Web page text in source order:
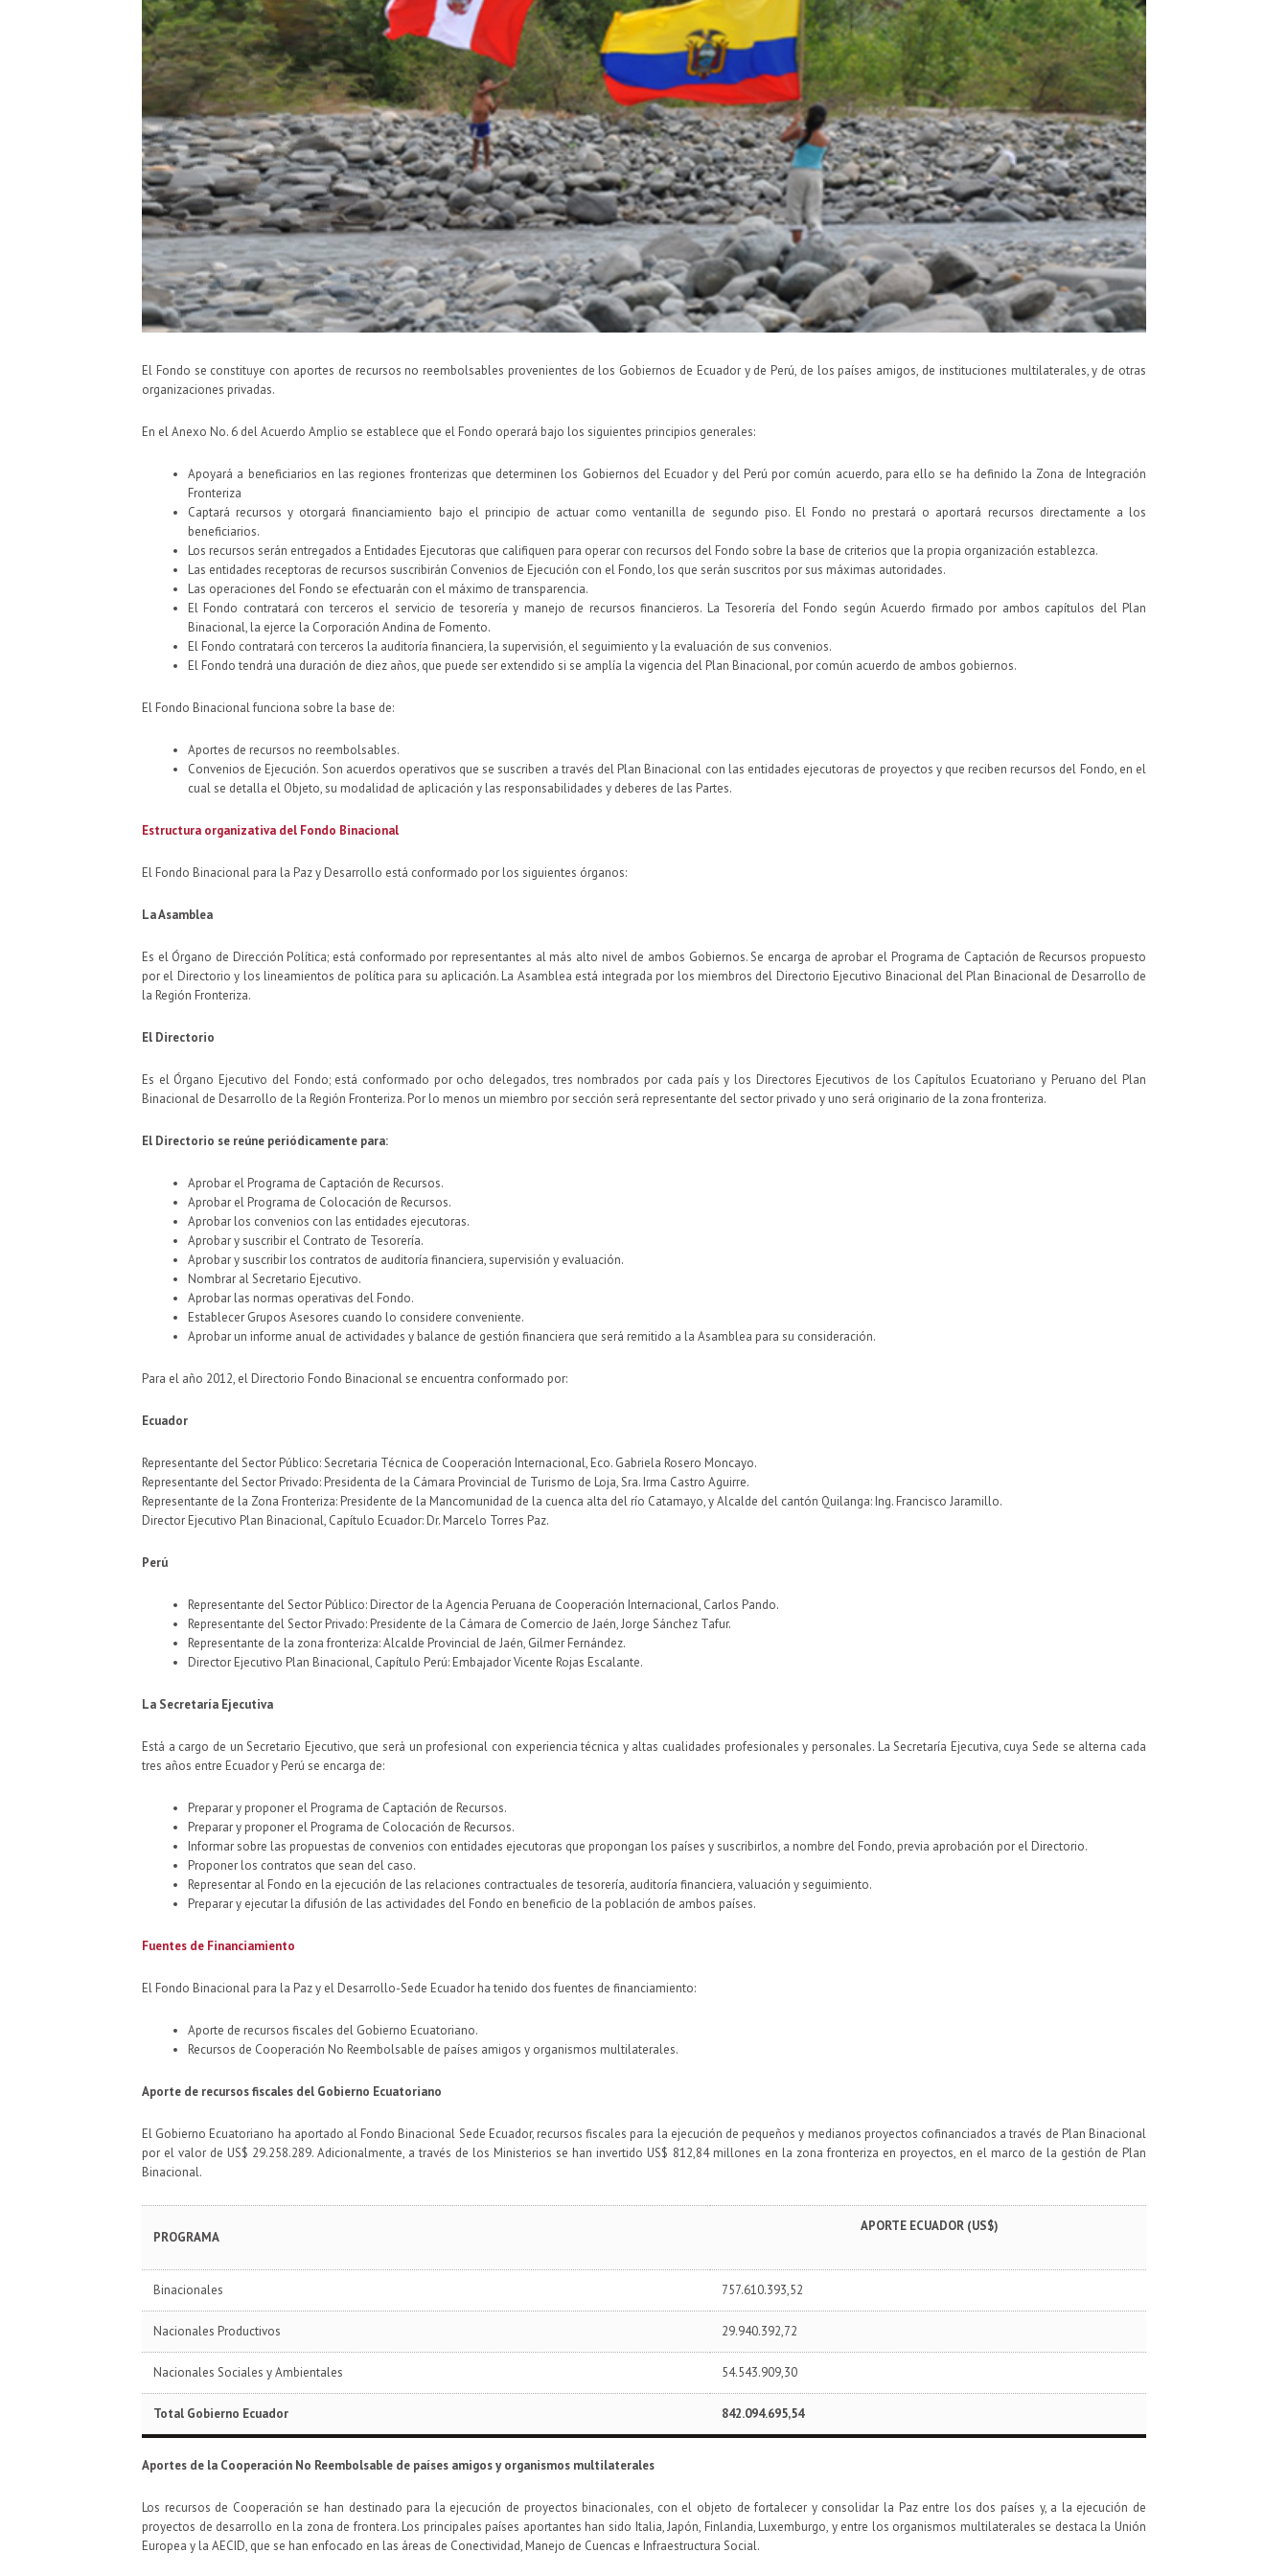
El Fondo se constituye con aportes de recursos no reembolsables provenientes de los Gobiernos de Ecuador y de Perú, de los países amigos, de instituciones multilaterales, y de otras
organizaciones privadas.
En el Anexo No. 6 del Acuerdo Amplio se establece que el Fondo operará bajo los siguientes principios generales:
Apoyará a beneficiarios en las regiones fronterizas que determinen los Gobiernos del Ecuador y del Perú por común acuerdo, para ello se ha definido la Zona de Integración
Fronteriza
Captará recursos y otorgará financiamiento bajo el principio de actuar como ventanilla de segundo piso. El Fondo no prestará o aportará recursos directamente a los
beneficiarios.
Los recursos serán entregados a Entidades Ejecutoras que califiquen para operar con recursos del Fondo sobre la base de criterios que la propia organización establezca.
Las entidades receptoras de recursos suscribirán Convenios de Ejecución con el Fondo, los que serán suscritos por sus máximas autoridades.
Las operaciones del Fondo se efectuarán con el máximo de transparencia.
El Fondo contratará con terceros el servicio de tesorería y manejo de recursos financieros. La Tesorería del Fondo según Acuerdo firmado por ambos capítulos del Plan
Binacional, la ejerce la Corporación Andina de Fomento.
El Fondo contratará con terceros la auditoría financiera, la supervisión, el seguimiento y la evaluación de sus convenios.
El Fondo tendrá una duración de diez años, que puede ser extendido si se amplía la vigencia del Plan Binacional, por común acuerdo de ambos gobiernos.
El Fondo Binacional funciona sobre la base de:
Aportes de recursos no reembolsables.
Convenios de Ejecución. Son acuerdos operativos que se suscriben a través del Plan Binacional con las entidades ejecutoras de proyectos y que reciben recursos del Fondo, en el
cual se detalla el Objeto, su modalidad de aplicación y las responsabilidades y deberes de las Partes.
Estructura organizativa del Fondo Binacional
El Fondo Binacional para la Paz y Desarrollo está conformado por los siguientes órganos:
La Asamblea
Es el Órgano de Dirección Política; está conformado por representantes al más alto nivel de ambos Gobiernos. Se encarga de aprobar el Programa de Captación de Recursos propuesto
por el Directorio y los lineamientos de política para su aplicación. La Asamblea está integrada por los miembros del Directorio Ejecutivo Binacional del Plan Binacional de Desarrollo de
la Región Fronteriza.
El Directorio
Es el Órgano Ejecutivo del Fondo; está conformado por ocho delegados, tres nombrados por cada país y los Directores Ejecutivos de los Capítulos Ecuatoriano y Peruano del Plan
Binacional de Desarrollo de la Región Fronteriza. Por lo menos un miembro por sección será representante del sector privado y uno será originario de la zona fronteriza.
El Directorio se reúne periódicamente para:
Aprobar el Programa de Captación de Recursos.
Aprobar el Programa de Colocación de Recursos.
Aprobar los convenios con las entidades ejecutoras.
Aprobar y suscribir el Contrato de Tesorería.
Aprobar y suscribir los contratos de auditoría financiera, supervisión y evaluación.
Nombrar al Secretario Ejecutivo.
Aprobar las normas operativas del Fondo.
Establecer Grupos Asesores cuando lo considere conveniente.
Aprobar un informe anual de actividades y balance de gestión financiera que será remitido a la Asamblea para su consideración.
Para el año 2012, el Directorio Fondo Binacional se encuentra conformado por:
Ecuador
Representante del Sector Público: Secretaria Técnica de Cooperación Internacional, Eco. Gabriela Rosero Moncayo.
Representante del Sector Privado: Presidenta de la Cámara Provincial de Turismo de Loja, Sra. Irma Castro Aguirre.
Representante de la Zona Fronteriza: Presidente de la Mancomunidad de la cuenca alta del río Catamayo, y Alcalde del cantón Quilanga: Ing. Francisco Jaramillo.
Director Ejecutivo Plan Binacional, Capítulo Ecuador: Dr. Marcelo Torres Paz.
Perú
Representante del Sector Público: Director de la Agencia Peruana de Cooperación Internacional, Carlos Pando.
Representante del Sector Privado: Presidente de la Cámara de Comercio de Jaén, Jorge Sánchez Tafur.
Representante de la zona fronteriza: Alcalde Provincial de Jaén, Gilmer Fernández.
Director Ejecutivo Plan Binacional, Capítulo Perú: Embajador Vicente Rojas Escalante.
La Secretaría Ejecutiva
Está a cargo de un Secretario Ejecutivo, que será un profesional con experiencia técnica y altas cualidades profesionales y personales. La Secretaría Ejecutiva, cuya Sede se alterna cada
tres años entre Ecuador y Perú se encarga de:
Preparar y proponer el Programa de Captación de Recursos.
Preparar y proponer el Programa de Colocación de Recursos.
Informar sobre las propuestas de convenios con entidades ejecutoras que propongan los países y suscribirlos, a nombre del Fondo, previa aprobación por el Directorio.
Proponer los contratos que sean del caso.
Representar al Fondo en la ejecución de las relaciones contractuales de tesorería, auditoría financiera, valuación y seguimiento.
Preparar y ejecutar la difusión de las actividades del Fondo en beneficio de la población de ambos países.
Fuentes de Financiamiento
El Fondo Binacional para la Paz y el Desarrollo-Sede Ecuador ha tenido dos fuentes de financiamiento:
Aporte de recursos fiscales del Gobierno Ecuatoriano.
Recursos de Cooperación No Reembolsable de países amigos y organismos multilaterales.
Aporte de recursos fiscales del Gobierno Ecuatoriano
El Gobierno Ecuatoriano ha aportado al Fondo Binacional Sede Ecuador, recursos fiscales para la ejecución de pequeños y medianos proyectos cofinanciados a través de Plan Binacional
por el valor de US$ 29.258.289. Adicionalmente, a través de los Ministerios se han invertido US$ 812,84 millones en la zona fronteriza en proyectos, en el marco de la gestión de Plan
Binacional.
PROGRAMA
APORTE ECUADOR (US$)
Binacionales 757.610.393,52
Nacionales Productivos 29.940.392,72
Nacionales Sociales y Ambientales 54.543.909,30
Total Gobierno Ecuador 842.094.695,54
Aportes de la Cooperación No Reembolsable de países amigos y organismos multilaterales
Los recursos de Cooperación se han destinado para la ejecución de proyectos binacionales, con el objeto de fortalecer y consolidar la Paz entre los dos países y, a la ejecución de
proyectos de desarrollo en la zona de frontera. Los principales países aportantes han sido Italia, Japón, Finlandia, Luxemburgo, y entre los organismos multilaterales se destaca la Unión
Europea y la AECID, que se han enfocado en las áreas de Conectividad, Manejo de Cuencas e Infraestructura Social.